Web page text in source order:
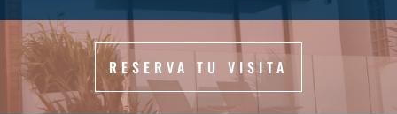
RESERVA TU VISITA